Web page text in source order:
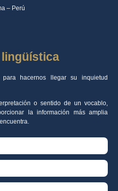
– Perú
hacernos llegar su inquietud
o sentido de un vocablo,
la información más amplia